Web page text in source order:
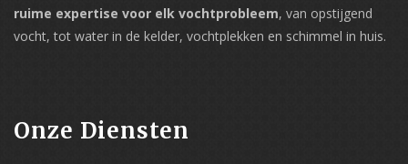
ruime expertise voor elk vochtprobleem, van opstijgend
vocht, tot water in de kelder, vochtplekken en schimmel in huis.
Onze Diensten